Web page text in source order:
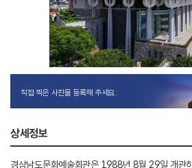
직접 찍은 사진을 등록해 주세요.
상세정보
경상남도문화예술회관은 1988년 8월 29일 개관